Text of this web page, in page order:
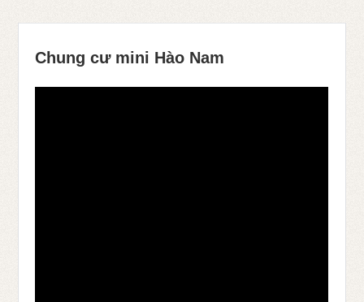
Chung cư mini Hào Nam